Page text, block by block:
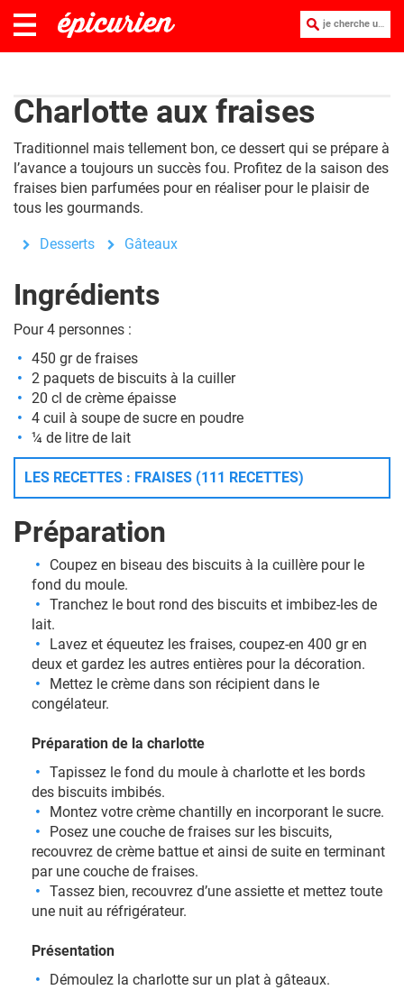
je cherche une recette :
Charlotte aux fraises
Traditionnel mais tellement bon, ce dessert qui se prépare à
l’avance a toujours un succès fou. Profitez de la saison des
fraises bien parfumées pour en réaliser pour le plaisir de
tous les gourmands.
Desserts Gâteaux
Ingrédients
Pour 4 personnes :
450 gr de fraises
2 paquets de biscuits à la cuiller
20 cl de crème épaisse
4 cuil à soupe de sucre en poudre
¼ de litre de lait
LES RECETTES : FRAISES (111 RECETTES)
Préparation
Coupez en biseau des biscuits à la cuillère pour le
fond du moule.
Tranchez le bout rond des biscuits et imbibez-les de
lait.
Lavez et équeutez les fraises, coupez-en 400 gr en
deux et gardez les autres entières pour la décoration.
Mettez le crème dans son récipient dans le
congélateur.
Préparation de la charlotte
Tapissez le fond du moule à charlotte et les bords
des biscuits imbibés.
Montez votre crème chantilly en incorporant le sucre.
Posez une couche de fraises sur les biscuits,
recouvrez de crème battue et ainsi de suite en terminant
par une couche de fraises.
Tassez bien, recouvrez d’une assiette et mettez toute
une nuit au réfrigérateur.
Présentation
Démoulez la charlotte sur un plat à gâteaux.